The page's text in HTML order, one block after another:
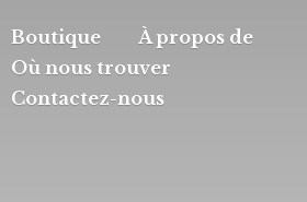
Boutique
À propos de
Où nous trouver
Contactez-nous